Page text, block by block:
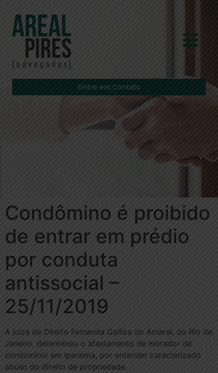
Entre em Contato
Condômino é proibido
de entrar em prédio
por conduta
antissocial –
25/11/2019
A juíza de Direito Fernanda Galliza do Amaral, do Rio de
Janeiro, determinou o afastamento de morador de
condomínio em Ipanema, por entender caracterizado
abuso do direito de propriedade.